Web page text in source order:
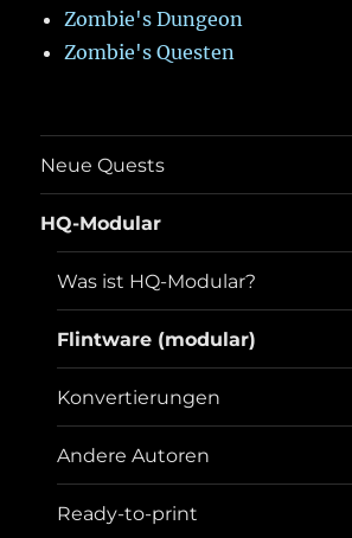
Zombie's Dungeon
Zombie's Questen
Neue Quests
HQ-Modular
Was ist HQ-Modular?
Flintware (modular)
Konvertierungen
Andere Autoren
Ready-to-print